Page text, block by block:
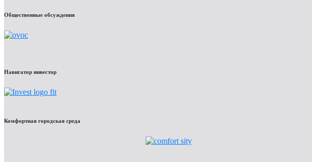
Общественные обсуждения
Навигатор инвестор
Комфортная городская среда